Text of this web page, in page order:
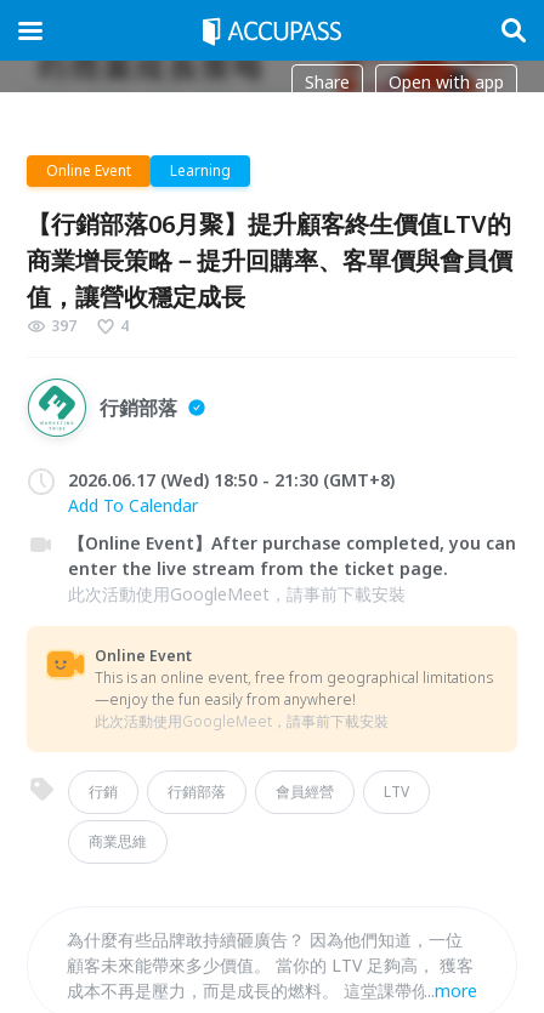
Share Open with app
Online Event Learning
【行銷部落06月聚】提升顧客終生價值LTV的
商業增長策略－提升回購率、客單價與會員價
值，讓營收穩定成長
397 4
行銷部落
2026.06.17 (Wed) 18:50 - 21:30 (GMT+8)
Add To Calendar
【Online Event】After purchase completed, you can
enter the live stream from the ticket page.
此次活動使用GoogleMeet，請事前下載安裝
Online Event
This is an online event, free from geographical limitations
—enjoy the fun easily from anywhere!
此次活動使用GoogleMeet，請事前下載安裝
行銷 行銷部落 會員經營 LTV
商業思維
為什麼有些品牌敢持續砸廣告？ 因為他們知道，一位
顧客未來能帶來多少價值。 當你的 LTV 足夠高， 獲客
成本不再是壓力，而是成長的燃料。 這堂課帶你掌握
...more